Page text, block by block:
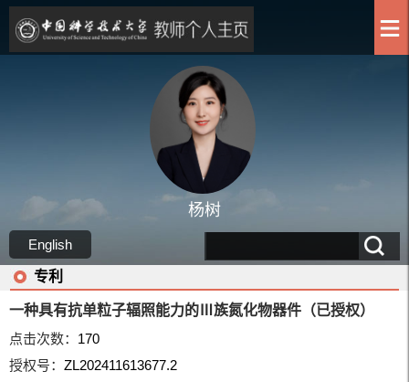
杨树
English
专利
一种具有抗单粒子辐照能力的Ⅲ族氮化物器件（已授权）
点击次数： 170
授权号：ZL202411613677.2